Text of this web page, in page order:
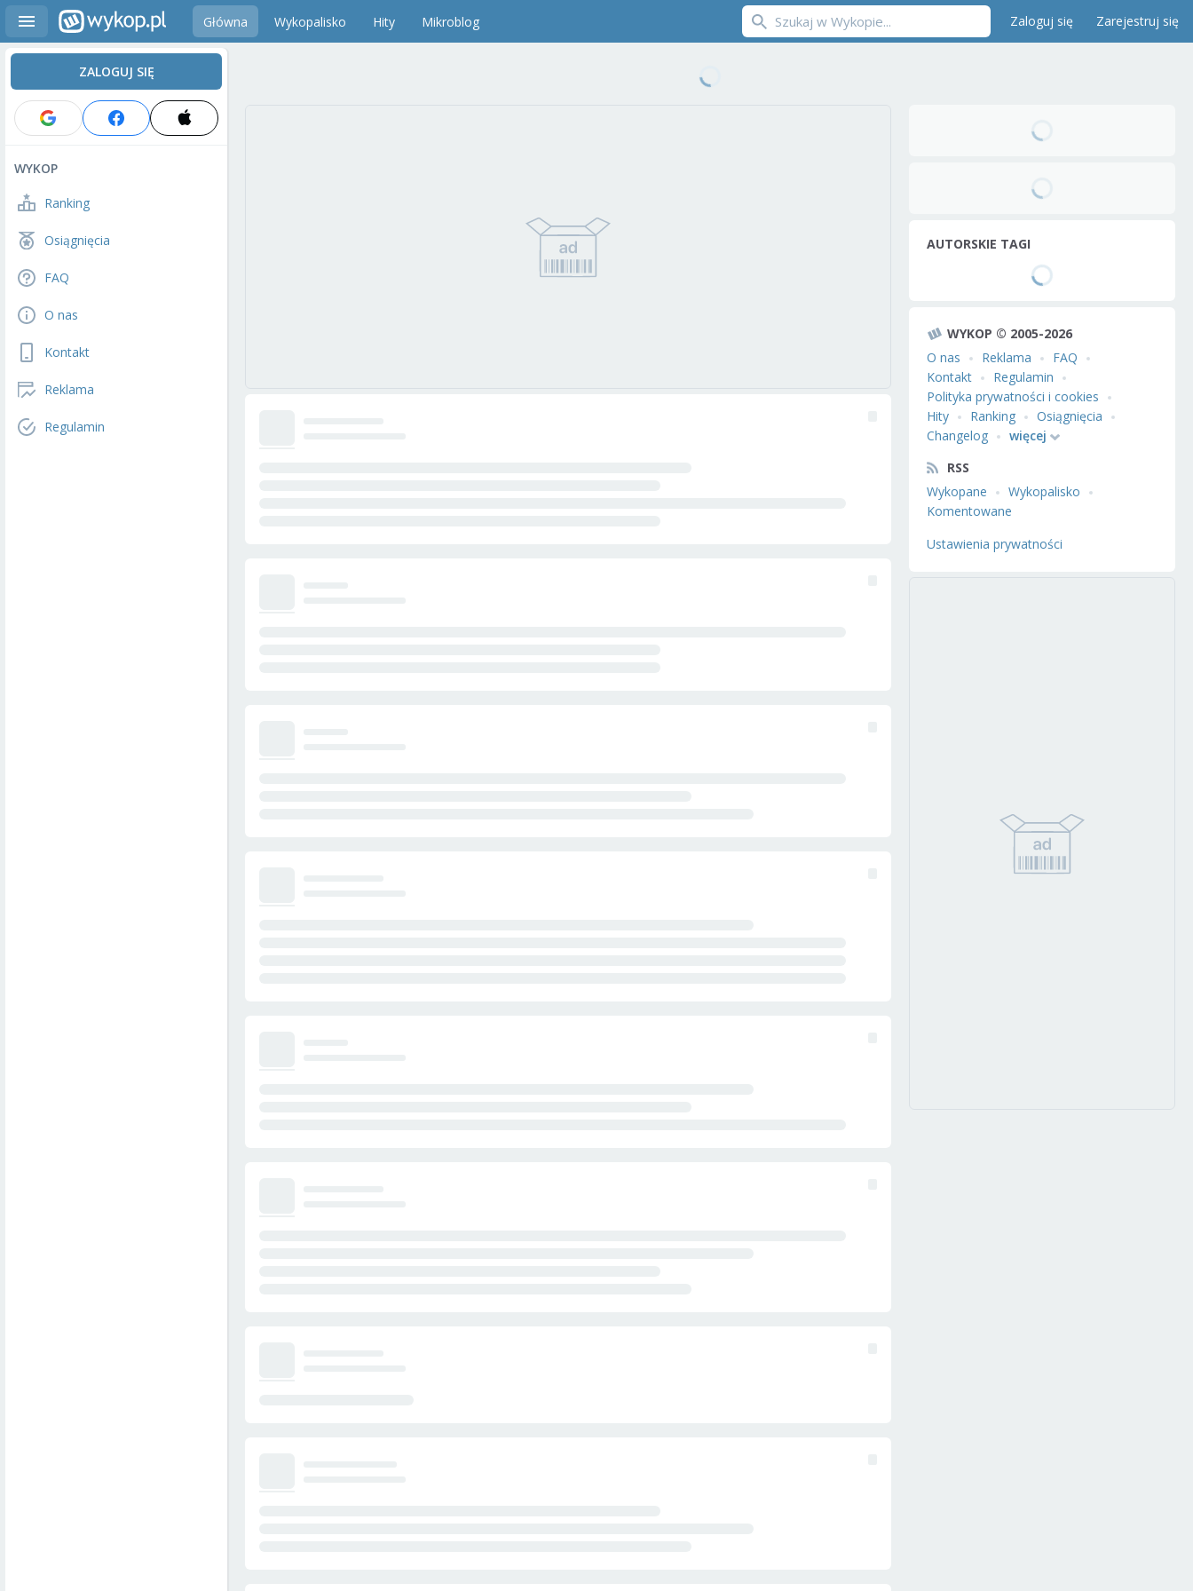
Główna Wykopalisko Hity Mikroblog Zaloguj się Zarejestruj się
ZALOGUJ SIĘ
WYKOP
Ranking
Osiągnięcia
FAQ
O nas
Kontakt
Reklama
Regulamin
AUTORSKIE TAGI
WYKOP © 2005-2026
O nas
Reklama
FAQ
Kontakt
Regulamin
Polityka prywatności i cookies
Hity
Ranking
Osiągnięcia
Changelog
więcej
RSS
Wykopane
Wykopalisko
Komentowane
Ustawienia prywatności